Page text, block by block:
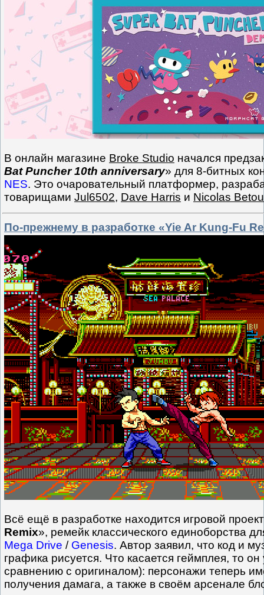
В онлайн магазине Broke Studio начался
Bat Puncher 10th anniversary» для 8-битных
NES. Это очаровательный платформер,
товарищами Jul6502, Dave Harris и Nicolas
По-прежнему в разработке «Yie Ar Kung-Fu
Всё ещё в разработке находится игровой
Remix», ремейк классического единоборства
Mega Drive / Genesis. Автор заявил, что код и
графика рисуется. Что касается геймплея, то
сравнению с оригиналом): персонажи теперь
получения дамага, а также в своём арсенале